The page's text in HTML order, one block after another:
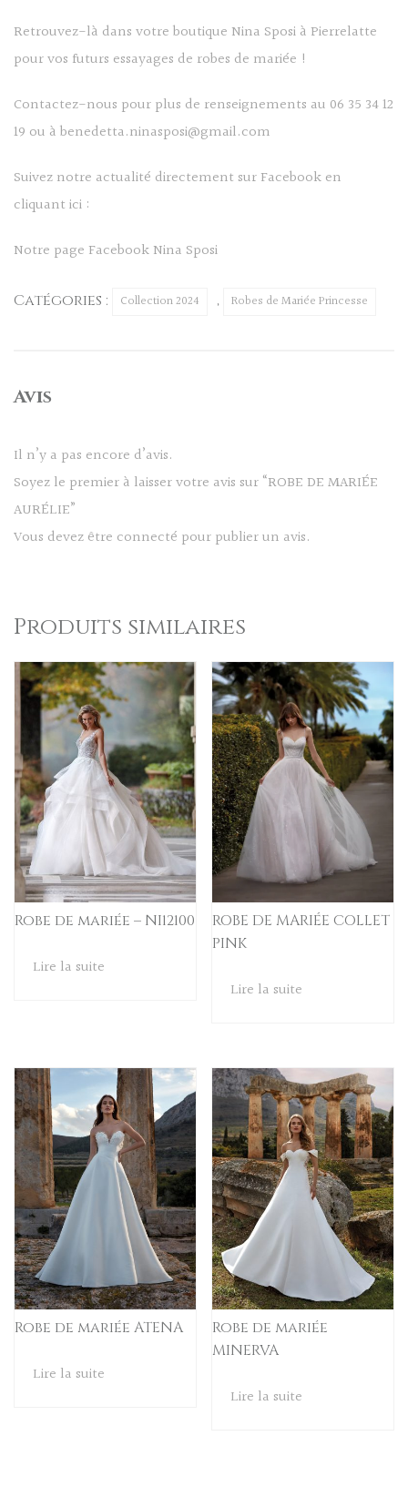
Retrouvez-là dans votre boutique Nina Sposi à Pierrelatte
pour vos futurs essayages de robes de mariée !
Contactez-nous pour plus de renseignements au 06 35 34 12
19 ou à benedetta.ninasposi@gmail.com
Suivez notre actualité directement sur Facebook en
cliquant ici :
Notre page Facebook Nina Sposi
Catégories : Collection 2024 , Robes de Mariée Princesse
Avis
Il n’y a pas encore d’avis.
Soyez le premier à laisser votre avis sur “ROBE DE MARIÉE
AURÉLIE”
Vous devez être connecté pour publier un avis.
Produits similaires
Robe de mariée – NI12100
Lire la suite
ROBE DE MARIÉE COLLET
PINK
Lire la suite
Robe de mariée ATENA
Lire la suite
Robe de mariée
MINERVA
Lire la suite